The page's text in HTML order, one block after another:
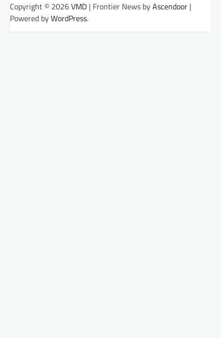
Copyright © 2026VMD | Frontier News byAscendoor |
Powered byWordPress.